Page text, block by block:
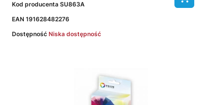
Kod producenta SU863A
EAN 191628482276
Dostępność Niska dostępność